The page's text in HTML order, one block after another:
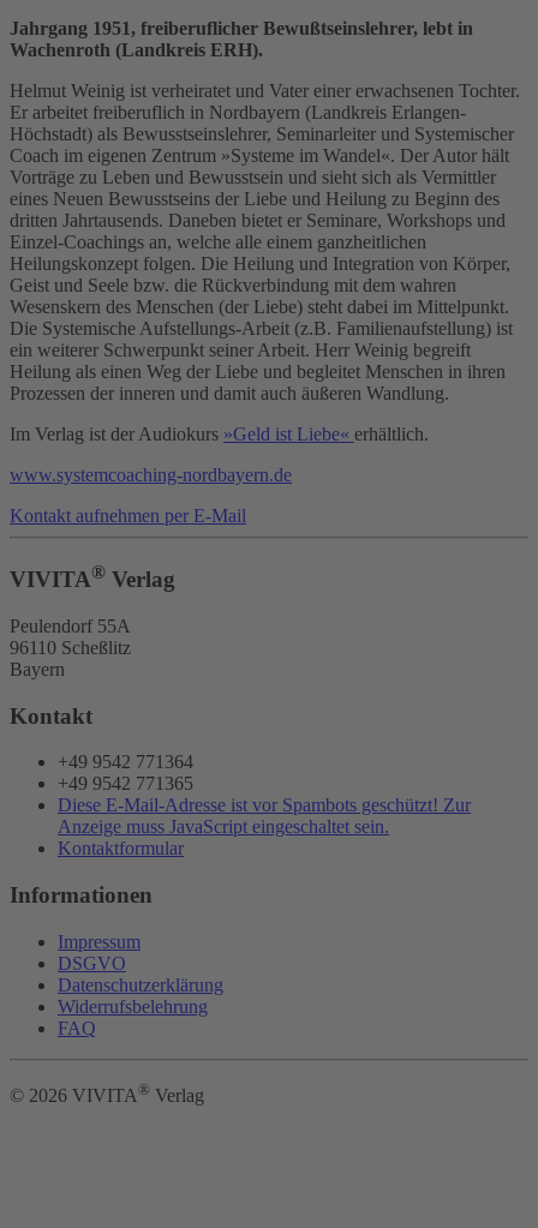
Jahrgang 1951, freiberuflicher Bewußtseinslehrer, lebt in
Wachenroth (Landkreis ERH).
Helmut Weinig ist verheiratet und Vater einer erwachsenen Tochter.
Er arbeitet freiberuflich in Nordbayern (Landkreis Erlangen-
Höchstadt) als Bewusstseinslehrer, Seminarleiter und Systemischer
Coach im eigenen Zentrum »Systeme im Wandel«. Der Autor hält
Vorträge zu Leben und Bewusstsein und sieht sich als Vermittler
eines Neuen Bewusstseins der Liebe und Heilung zu Beginn des
dritten Jahrtausends. Daneben bietet er Seminare, Workshops und
Einzel-Coachings an, welche alle einem ganzheitlichen
Heilungskonzept folgen. Die Heilung und Integration von Körper,
Geist und Seele bzw. die Rückverbindung mit dem wahren
Wesenskern des Menschen (der Liebe) steht dabei im Mittelpunkt.
Die Systemische Aufstellungs-Arbeit (z.B. Familienaufstellung) ist
ein weiterer Schwerpunkt seiner Arbeit. Herr Weinig begreift
Heilung als einen Weg der Liebe und begleitet Menschen in ihren
Prozessen der inneren und damit auch äußeren Wandlung.
Im Verlag ist der Audiokurs »Geld ist Liebe« erhältlich.
www.systemcoaching-nordbayern.de
Kontakt aufnehmen per E-Mail
VIVITA® Verlag
Peulendorf 55A
96110 Scheßlitz
Bayern
Kontakt
+49 9542 771364
+49 9542 771365
Diese E-Mail-Adresse ist vor Spambots geschützt! Zur
Anzeige muss JavaScript eingeschaltet sein.
Kontaktformular
Informationen
Impressum
DSGVO
Datenschutzerklärung
Widerrufsbelehrung
FAQ
© 2026 VIVITA® Verlag